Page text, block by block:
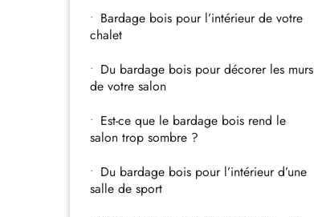
Bardage bois pour l’intérieur de votre
chalet
Du bardage bois pour décorer les murs
de votre salon
Est-ce que le bardage bois rend le
salon trop sombre ?
Du bardage bois pour l’intérieur d’une
salle de sport